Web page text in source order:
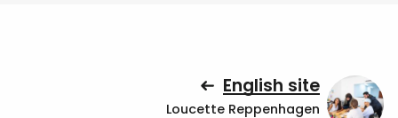
English site
Loucette Reppenhagen